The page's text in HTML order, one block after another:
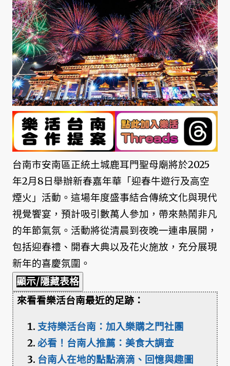
台南市安南區正統土城鹿耳門聖母廟將於2025
年2月8日舉辦新春嘉年華「迎春牛遊行及高空
煙火」活動。這場年度盛事結合傳統文化與現代
視覺饗宴，預計吸引數萬人參加，帶來熱鬧非凡
的年節氣氛。活動將從清晨到夜晚一連串展開，
包括迎春禮、開春大典以及花火施放，充分展現
新年的喜慶氛圍。
顯示/隱藏表格
來看看樂活台南最近的足跡：
支持樂活台南：加入樂購之門社團
必看！台南人推薦：美食大調查
台南人在地的點點滴滴、回憶與趣圖